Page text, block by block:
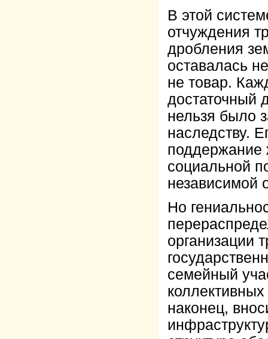
В этой
отчуждения
дробления
оставалась
не товар.
достаточный
нельзя было
наследству.
поддержание
социальной
независимой
Но
организации
семейный
наконец,